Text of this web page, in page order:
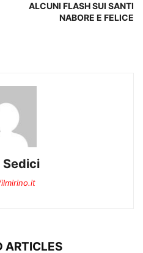
ALCUNI FLASH SUI SANTI
NABORE E FELICE
Sedici
ARTICLES